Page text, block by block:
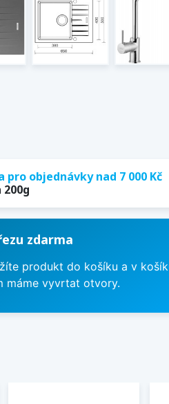
pro objednávky nad 7 000 Kč
zdarma
produkt do košíku a v
máme vyvrtat otvory.